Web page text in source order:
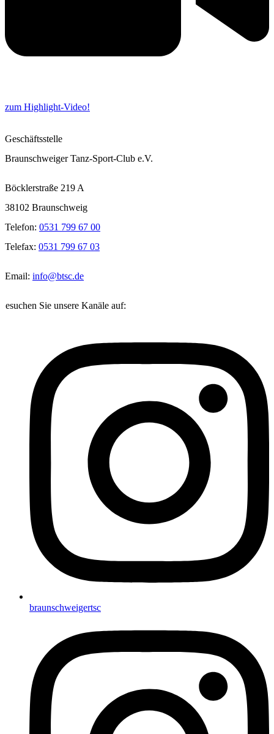
zum Highlight-Video!
Geschäftsstelle
Braunschweiger Tanz-Sport-Club e.V.
Böcklerstraße 219 A
38102 Braunschweig
Telefon: 0531 799 67 00
Telefax: 0531 799 67 03
Email: info@btsc.de
Sie unsere Kanäle auf:
braunschweigertsc